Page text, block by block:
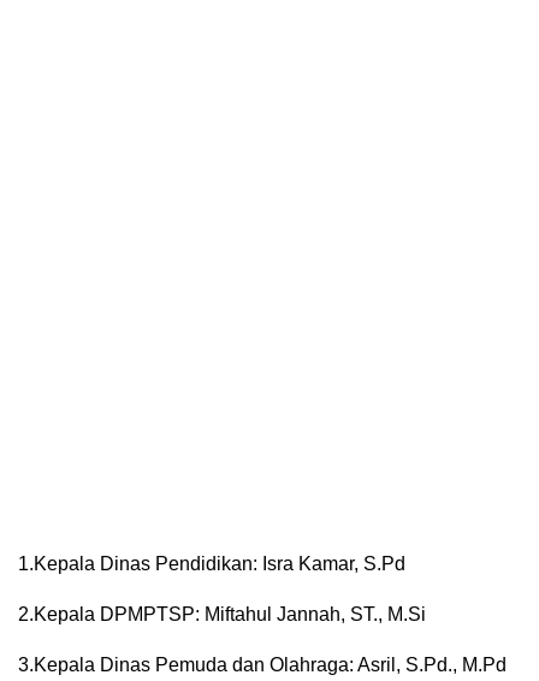
1.Kepala Dinas Pendidikan: Isra Kamar, S.Pd
2.Kepala DPMPTSP: Miftahul Jannah, ST., M.Si
3.Kepala Dinas Pemuda dan Olahraga: Asril, S.Pd., M.Pd